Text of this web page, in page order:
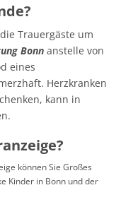
Trauergäste um
Bonn anstelle von
eines
Herzkranken
kann in
können Sie Großes
Kinder in Bonn und der